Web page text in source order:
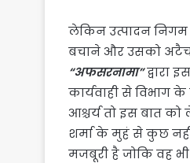
लेकिन उत्पादन
बचाने और उसको अटैच
“अफसरनामा”द्वारा
कार्यवाही से विभाग
आश्चर्य तो इस बात
शर्मा के मुहं से कुछ
मजबूरी है जोकि वह